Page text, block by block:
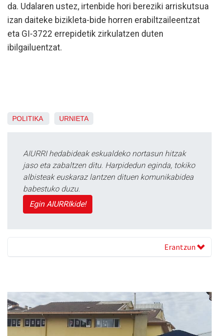
da. Udalaren ustez, irtenbide hori bereziki arriskutsua
izan daiteke bizikleta-bide horren erabiltzaileentzat
eta GI-3722 errepidetik zirkulatzen duten
ibilgailuentzat.
POLITIKA URNIETA
AIURRI hedabideak eskualdeko nortasun hitzak
jaso eta zabaltzen ditu. Harpidedun eginda, tokiko
albisteak euskaraz lantzen dituen komunikabidea
babestuko duzu.
Egin AIURRIkide!
Erantzun